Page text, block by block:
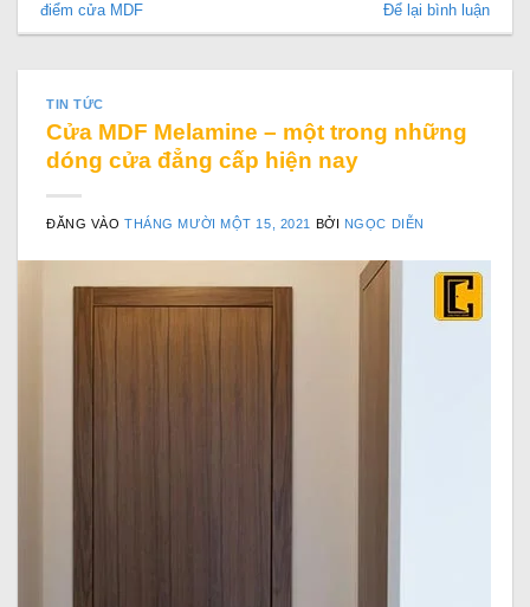
điểm cửa MDF
Để lại bình luận
TIN TỨC
Cửa MDF Melamine – một trong những
dóng cửa đẳng cấp hiện nay
ĐĂNG VÀOTHÁNG MƯỜI MỘT 15, 2021 BỞI NGỌC DIỄN